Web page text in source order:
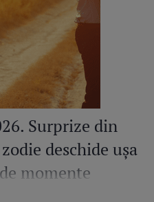
Surprize din
deschide ușa
momente